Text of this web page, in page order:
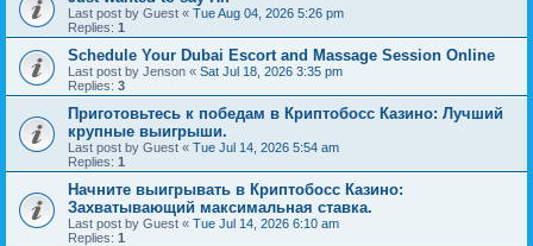
Last post by Guest « Tue Aug 04, 2026 5:26 pm
Replies: 1
Schedule Your Dubai Escort and Massage Session Online
Last post by Jenson « Sat Jul 18, 2026 3:35 pm
Replies: 3
Приготовьтесь к победам в Криптобосс Казино: Лучший
крупные выигрыши.
Last post by Guest « Tue Jul 14, 2026 5:54 am
Replies: 1
Начните выигрывать в Криптобосс Казино:
Захватывающий максимальная ставка.
Last post by Guest « Tue Jul 14, 2026 6:10 am
Replies: 1